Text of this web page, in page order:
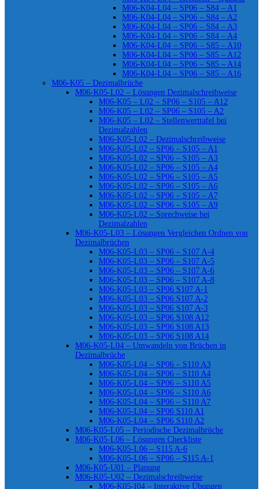
M06-K04-L04 – SP06 – S84 – A1
M06-K04-L04 – SP06 – S84 – A2
M06-K04-L04 – SP06 – S84 – A3
M06-K04-L04 – SP06 – S84 – A4
M06-K04-L04 – SP06 – S85 – A10
M06-K04-L04 – SP06 – S85 – A12
M06-K04-L04 – SP06 – S85 – A14
M06-K04-L04 – SP06 – S85 – A16
M06-K05 – Dezimalbrüche
M06-K05-L02 – Lösungen Dezimalschreibweise
M06-K05 – L02 – SP06 – S105 – A12
M06-K05 – L02 – SP06 – S105 – A2
M06-K05 – L02 – Stellenwerttafel bei
Dezimalzahlen
M06-K05-L02 – Dezimalschreibweise
M06-K05-L02 – SP06 – S105 – A1
M06-K05-L02 – SP06 – S105 – A3
M06-K05-L02 – SP06 – S105 – A4
M06-K05-L02 – SP06 – S105 – A5
M06-K05-L02 – SP06 – S105 – A6
M06-K05-L02 – SP06 – S105 – A7
M06-K05-L02 – SP06 – S105 – A9
M06-K05-L02 – Sprechweise bei
Dezimalzahlen
M06-K05-L03 – Lösungen Vergleichen Ordnen von
Dezimalbrüchen
M06-K05-L03 – SP06 – S107 A-4
M06-K05-L03 – SP06 – S107 A-5
M06-K05-L03 – SP06 – S107 A-6
M06-K05-L03 – SP06 – S107 A-8
M06-K05-L03 – SP06 S107 A-1
M06-K05-L03 – SP06 S107 A-2
M06-K05-L03 – SP06 S107 A-3
M06-K05-L03 – SP06 S108 A12
M06-K05-L03 – SP06 S108 A13
M06-K05-L03 – SP06 S108 A14
M06-K05-L04 – Umwandeln von Brüchen in
Dezimalbrüche
M06-K05-L04 – SP06 – S110 A3
M06-K05-L04 – SP06 – S110 A4
M06-K05-L04 – SP06 – S110 A5
M06-K05-L04 – SP06 – S110 A6
M06-K05-L04 – SP06 – S110 A7
M06-K05-L04 – SP06 S110 A1
M06-K05-L04 – SP06 S110 A2
M06-K05-L05 – Periodische Dezimalbrüche
M06-K05-L06 – Lösungen Checkliste
M06-K05-L06 – S115 A-6
M06-K05-L06 – SP06 – S115 A-1
M06-K05-U01 – Planung
M06-K05-U02 – Dezimalschreibweise
M06-K05-I04 – Interaktive Übungen